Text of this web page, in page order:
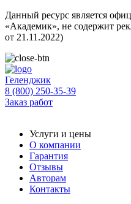
Данный ресурс является
«Академик», не содержит
от 21.11.2022)
Геленджик
8 (800) 250-35-39
Заказ работ
Услуги и цены
О компании
Гарантия
Отзывы
Авторам
Контакты